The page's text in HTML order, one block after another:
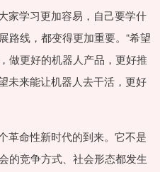
家学习更加容易，自己要学什
路线，都变得更加重要。“希望
做更好的机器人产品，更好推
未来能让机器人去干活，更好
革命性新时代的到来。它不是
的竞争方式、社会形态都发生